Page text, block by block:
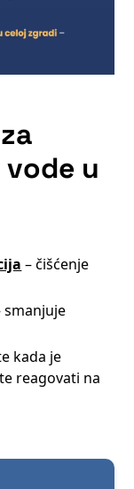
u
– čišćenje
smanjuje
kada je
reagovati na